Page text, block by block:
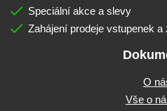
Speciální akce a slevy
Zahájení prodeje vstupenek a
O
Vše o